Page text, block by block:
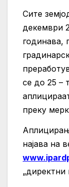
Сите
декември
годинава,
се до 25 –
преку
најава на
„директни